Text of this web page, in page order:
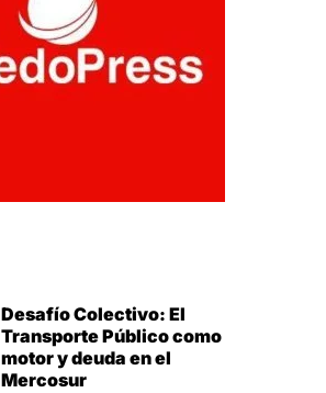
Desafío Colectivo: El
Transporte Público como
motor y deuda en el
Mercosur